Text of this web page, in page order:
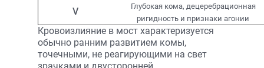
V
Глубокая кома, децеребрационная
ригидность и признаки агонии
Кровоизлияние в мост характеризуется
обычно ранним развитием комы,
точечными, не реагирующими на свет